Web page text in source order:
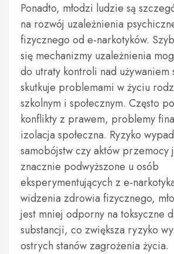
Ponadto, młodzi ludzie są
na rozwój uzależnienia
fizycznego od e-narkotyków.
się mechanizmy uzależnienia
do utraty kontroli nad używaniem
skutkuje problemami w życiu
szkolnym i społecznym. Często
konflikty z prawem, problemy
izolacja społeczna. Ryzyko
samobójstw czy aktów przemocy
znacznie podwyższone u osób
eksperymentujących z e-
widzenia zdrowia fizycznego,
jest mniej odporny na toksyczne
substancji, co zwiększa ryzyko
ostrych stanów zagrożenia życia.